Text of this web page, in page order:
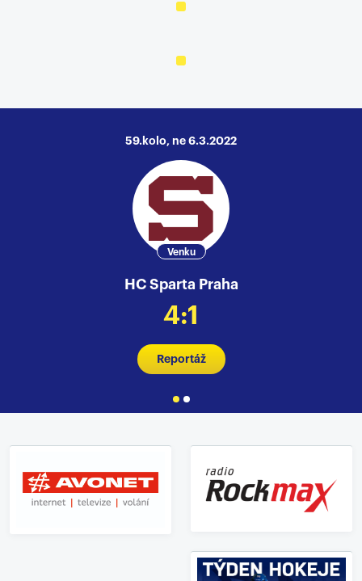
59.kolo, ne 6.3.2022
Venku
HC Sparta Praha
4:1
Reportáž